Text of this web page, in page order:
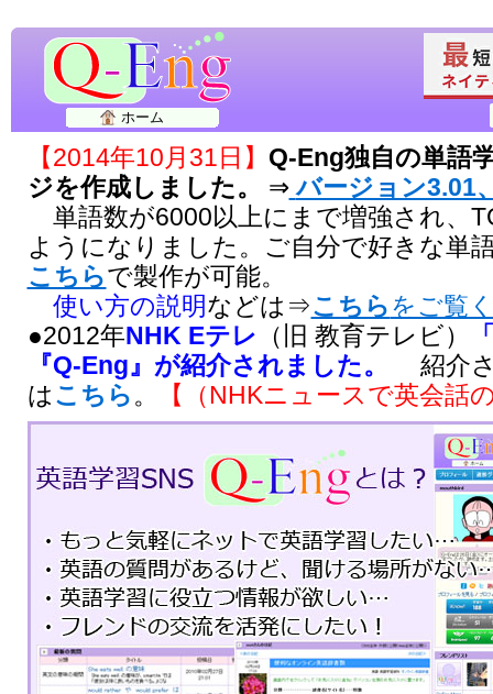
ホーム
【2014年10月31日】 Q-Eng独自の単語
ジを作成しました。
⇒ バージョン3.01
単語数が6000以上にまで増強され、
ようになりました。ご自分で好きな単
こちらで製作が可能。
使い方の説明などは⇒こちらをご覧
●2012年NHK Eテレ （旧 教育テレビ）
『Q-Eng』が紹介されました。
紹介さ
はこちら。 【（NHKニュースで英会話